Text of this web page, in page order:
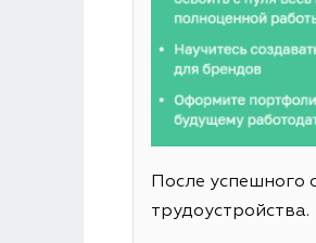
После
трудоустройства.